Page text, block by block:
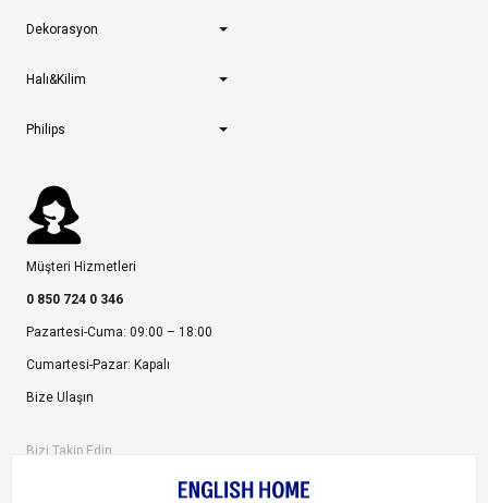
Dekorasyon
Halı&Kilim
Philips
Müşteri Hizmetleri
0 850 724 0 346
Pazartesi-Cuma: 09:00 – 18:00
Cumartesi-Pazar: Kapalı
Bize Ulaşın
Bizi Takip Edin